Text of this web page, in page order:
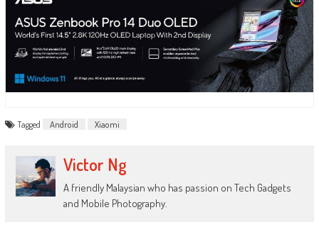
Tagged Android Xiaomi
Victor Ng
A friendly Malaysian who has passion on Tech Gadgets
and Mobile Photography.